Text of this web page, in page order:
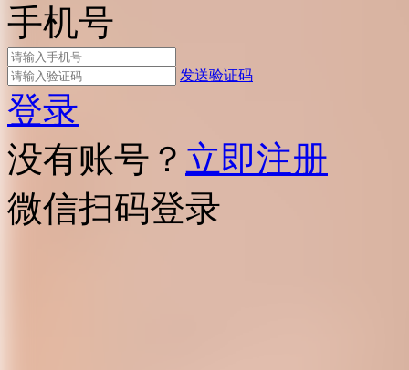
手机号
发送验证码
登录
没有账号？ 立即注册
微信扫码登录